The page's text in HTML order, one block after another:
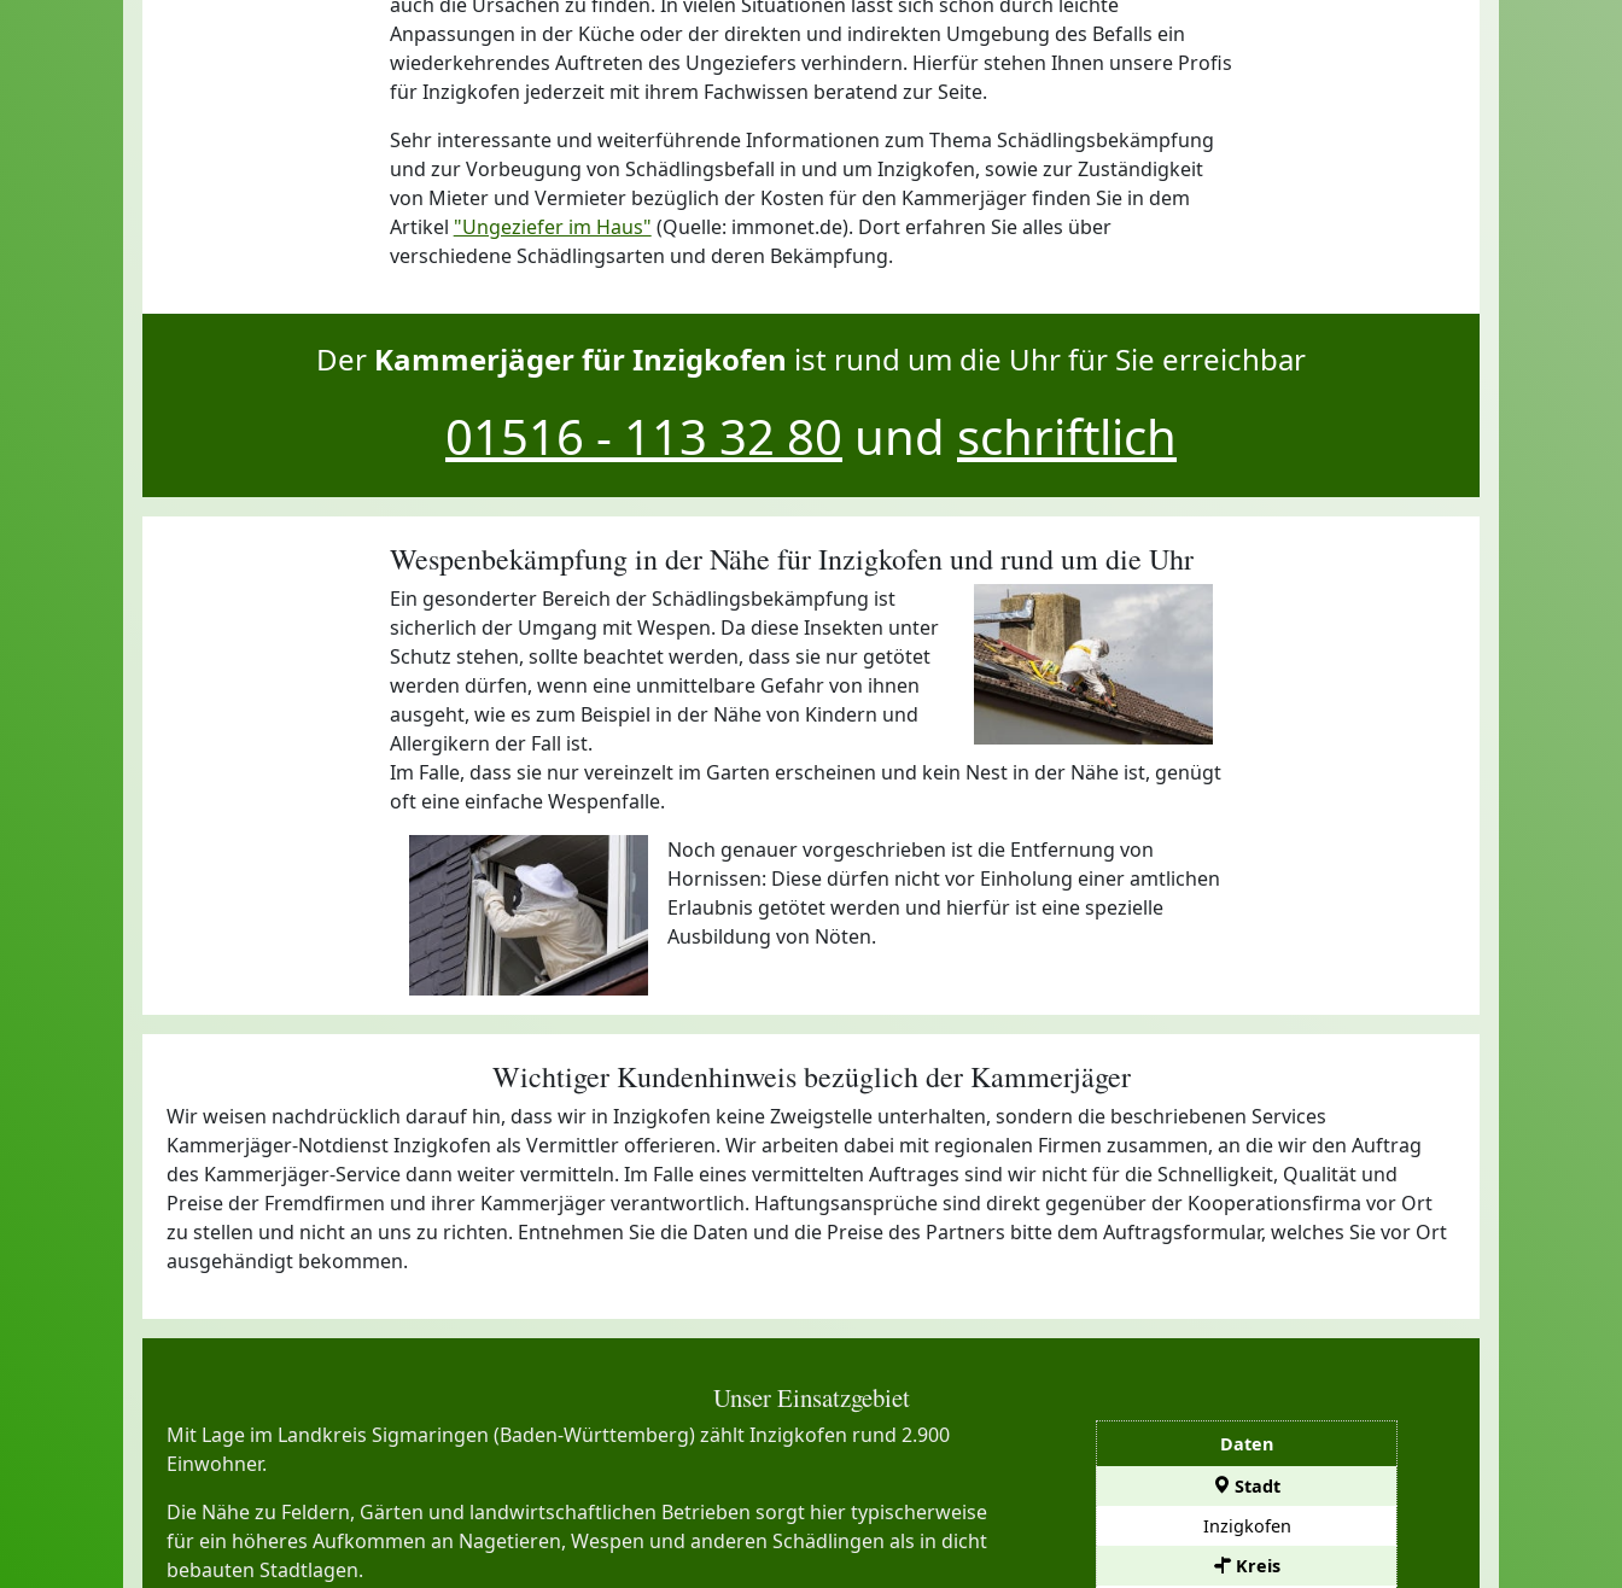
Anpassungen in der Küche oder der direkten und indirekten Umgebung des Befalls ein
wiederkehrendes Auftreten des Ungeziefers verhindern. Hierfür stehen Ihnen unsere Profis
für Inzigkofen jederzeit mit ihrem Fachwissen beratend zur Seite.
Sehr interessante und weiterführende Informationen zum Thema Schädlingsbekämpfung
und zur Vorbeugung von Schädlingsbefall in und um Inzigkofen, sowie zur Zuständigkeit
von Mieter und Vermieter bezüglich der Kosten für den Kammerjäger finden Sie in dem
Artikel "Ungeziefer im Haus" (Quelle: immonet.de). Dort erfahren Sie alles über
verschiedene Schädlingsarten und deren Bekämpfung.
Der Kammerjäger für Inzigkofen ist rund um die Uhr für Sie erreichbar
01516 - 113 32 80 und schriftlich
Wespenbekämpfung in der Nähe für Inzigkofen und rund um die Uhr
Ein gesonderter Bereich der Schädlingsbekämpfung ist
sicherlich der Umgang mit Wespen. Da diese Insekten unter
Schutz stehen, sollte beachtet werden, dass sie nur getötet
werden dürfen, wenn eine unmittelbare Gefahr von ihnen
ausgeht, wie es zum Beispiel in der Nähe von Kindern und
Allergikern der Fall ist.
Im Falle, dass sie nur vereinzelt im Garten erscheinen und kein Nest in der Nähe ist, genügt
oft eine einfache Wespenfalle.
Noch genauer vorgeschrieben ist die Entfernung von
Hornissen: Diese dürfen nicht vor Einholung einer amtlichen
Erlaubnis getötet werden und hierfür ist eine spezielle
Ausbildung von Nöten.
Wichtiger Kundenhinweis bezüglich der Kammerjäger
Wir weisen nachdrücklich darauf hin, dass wir in Inzigkofen keine Zweigstelle unterhalten, sondern die beschriebenen Services
Kammerjäger-Notdienst Inzigkofen als Vermittler offerieren. Wir arbeiten dabei mit regionalen Firmen zusammen, an die wir den Auftrag
des Kammerjäger-Service dann weiter vermitteln. Im Falle eines vermittelten Auftrages sind wir nicht für die Schnelligkeit, Qualität und
Preise der Fremdfirmen und ihrer Kammerjäger verantwortlich. Haftungsansprüche sind direkt gegenüber der Kooperationsfirma vor Ort
zu stellen und nicht an uns zu richten. Entnehmen Sie die Daten und die Preise des Partners bitte dem Auftragsformular, welches Sie vor Ort
ausgehändigt bekommen.
Unser Einsatzgebiet
Daten
Stadt
Inzigkofen
Kreis
Mit Lage im Landkreis Sigmaringen (Baden-Württemberg) zählt Inzigkofen rund 2.900
Einwohner.
Die Nähe zu Feldern, Gärten und landwirtschaftlichen Betrieben sorgt hier typischerweise
für ein höheres Aufkommen an Nagetieren, Wespen und anderen Schädlingen als in dicht
bebauten Stadtlagen.